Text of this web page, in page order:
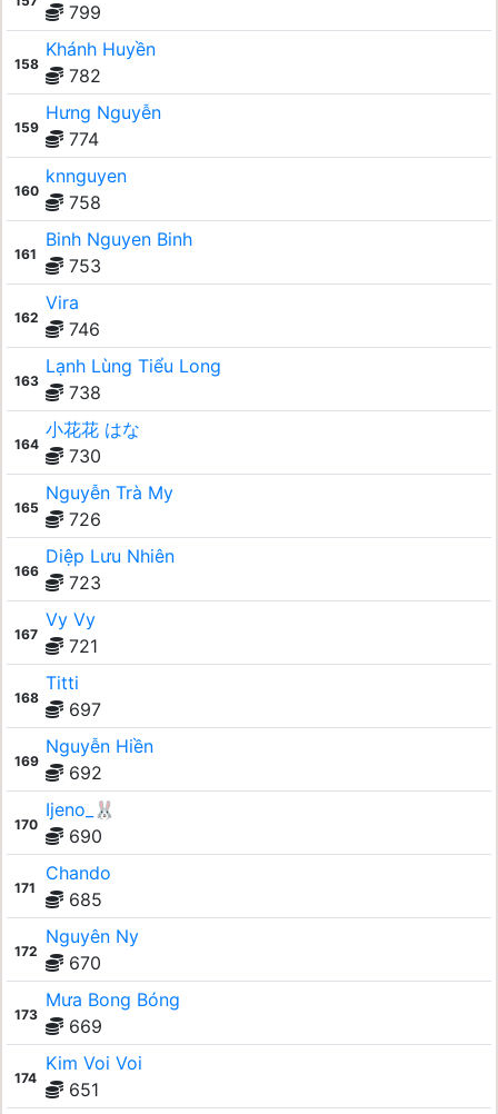
799
158
Khánh Huyền
782
159
Hưng Nguyễn
774
160
knnguyen
758
161
Binh Nguyen Binh
753
162
Vira
746
163
Lạnh Lùng Tiểu Long
738
164
小花花 はな
730
165
Nguyễn Trà My
726
166
Diệp Lưu Nhiên
723
167
Vy Vy
721
168
Titti
697
169
Nguyễn Hiền
692
170
Ijeno_🐰
690
171
Chando
685
172
Nguyên Ny
670
173
Mưa Bong Bóng
669
174
Kim Voi Voi
651